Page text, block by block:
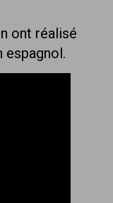
ont réalisé
espagnol.